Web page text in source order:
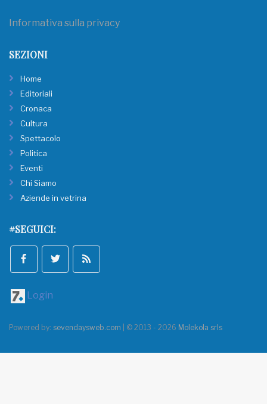
Informativa sulla privacy
SEZIONI
Home
Editoriali
Cronaca
Cultura
Spettacolo
Politica
Eventi
Chi Siamo
Aziende in vetrina
#SEGUICI:
Login
Powered by: sevendaysweb.com | © 2013 - 2026 Molekola srls